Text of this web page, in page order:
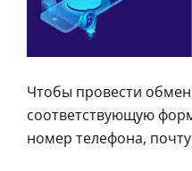
Чтобы провести
соответствующую
номер телефона,